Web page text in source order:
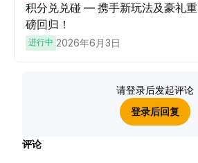
积分兑兑碰 — 携手新玩法及豪礼重
磅回归！
进行中 2026年6月3日
请登录后发起评论
登录后回复
评论